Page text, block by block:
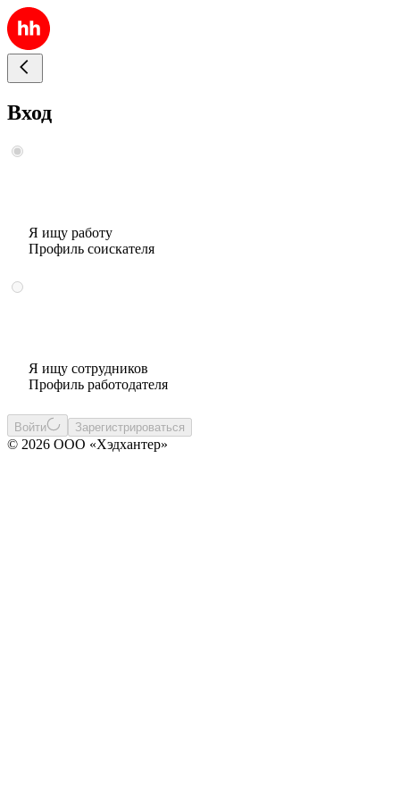
Вход
Я ищу работу
Профиль соискателя
Я ищу сотрудников
Профиль работодателя
Войти Зарегистрироваться
© 2026 ООО «Хэдхантер»